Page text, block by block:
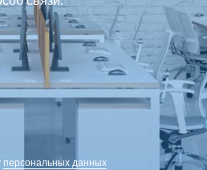
персональных данных